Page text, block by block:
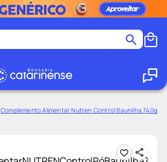
Complemento Alimentar Nutren Control Baunilha 740g